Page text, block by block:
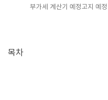
부가세 계산기 예정고지 예
목차